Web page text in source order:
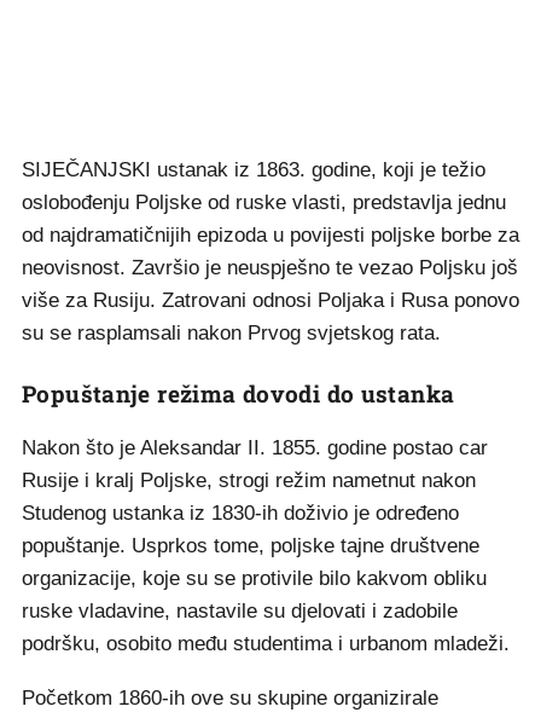
SIJEČANJSKI ustanak iz 1863. godine, koji je težio
oslobođenju Poljske od ruske vlasti, predstavlja jednu
od najdramatičnijih epizoda u povijesti poljske borbe za
neovisnost. Završio je neuspješno te vezao Poljsku još
više za Rusiju. Zatrovani odnosi Poljaka i Rusa ponovo
su se rasplamsali nakon Prvog svjetskog rata.
Popuštanje režima dovodi do ustanka
Nakon što je Aleksandar II. 1855. godine postao car
Rusije i kralj Poljske, strogi režim nametnut nakon
Studenog ustanka iz 1830-ih doživio je određeno
popuštanje. Usprkos tome, poljske tajne društvene
organizacije, koje su se protivile bilo kakvom obliku
ruske vladavine, nastavile su djelovati i zadobile
podršku, osobito među studentima i urbanom mladeži.
Početkom 1860-ih ove su skupine organizirale